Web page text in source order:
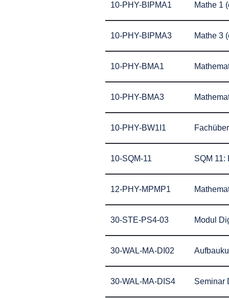
10-PHY-BIPMA1 Mathe 1
10-PHY-BIPMA3 Mathe 3
10-PHY-BMA1
10-PHY-BMA3
10-PHY-BW1I1
10-SQM-11 SQM 11:
12-PHY-MPMP1
30-STE-PS4-03 Modul
30-WAL-MA-DI02
30-WAL-MA-DIS4 Seminar